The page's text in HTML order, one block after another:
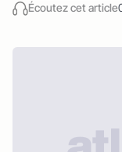
Écoutez cet article